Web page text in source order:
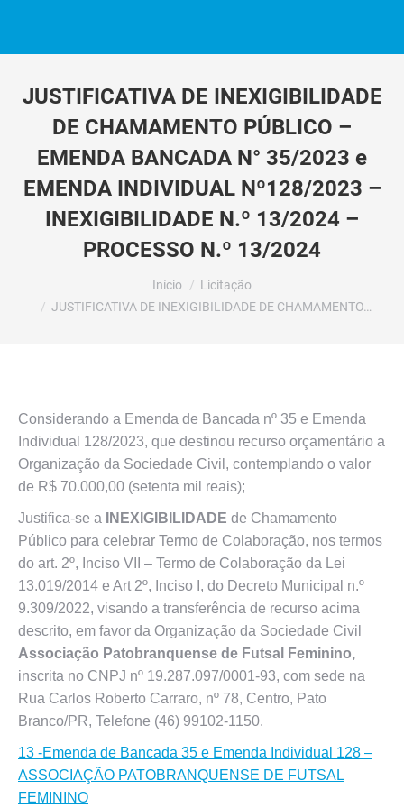
JUSTIFICATIVA DE INEXIGIBILIDADE
DE CHAMAMENTO PÚBLICO –
EMENDA BANCADA N° 35/2023 e
EMENDA INDIVIDUAL Nº128/2023 –
INEXIGIBILIDADE N.º 13/2024 –
PROCESSO N.º 13/2024
Início
Licitação
JUSTIFICATIVA DE INEXIGIBILIDADE DE CHAMAMENTO…
Considerando a Emenda de Bancada nº 35 e Emenda
Individual 128/2023, que destinou recurso orçamentário a
Organização da Sociedade Civil, contemplando o valor
de R$ 70.000,00 (setenta mil reais);
Justifica-se a INEXIGIBILIDADE de Chamamento
Público para celebrar Termo de Colaboração, nos termos
do art. 2º, Inciso VII – Termo de Colaboração da Lei
13.019/2014 e Art 2º, Inciso I, do Decreto Municipal n.º
9.309/2022, visando a transferência de recurso acima
descrito, em favor da Organização da Sociedade Civil
Associação Patobranquense de Futsal Feminino,
inscrita no CNPJ nº 19.287.097/0001-93, com sede na
Rua Carlos Roberto Carraro, nº 78, Centro, Pato
Branco/PR, Telefone (46) 99102-1150.
13 -Emenda de Bancada 35 e Emenda Individual 128 –
ASSOCIAÇÃO PATOBRANQUENSE DE FUTSAL
FEMININO